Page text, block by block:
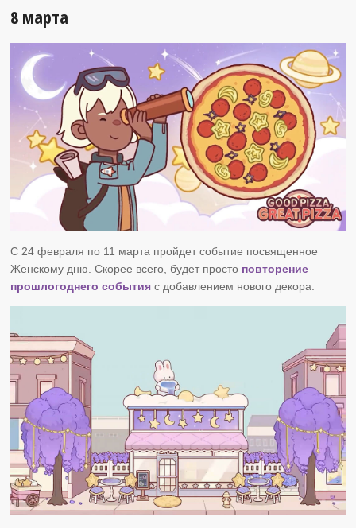
8 марта
С 24 февраля по 11 марта пройдет событие посвященное
Женскому дню. Скорее всего, будет просто повторение
прошлогоднего события с добавлением нового декора.